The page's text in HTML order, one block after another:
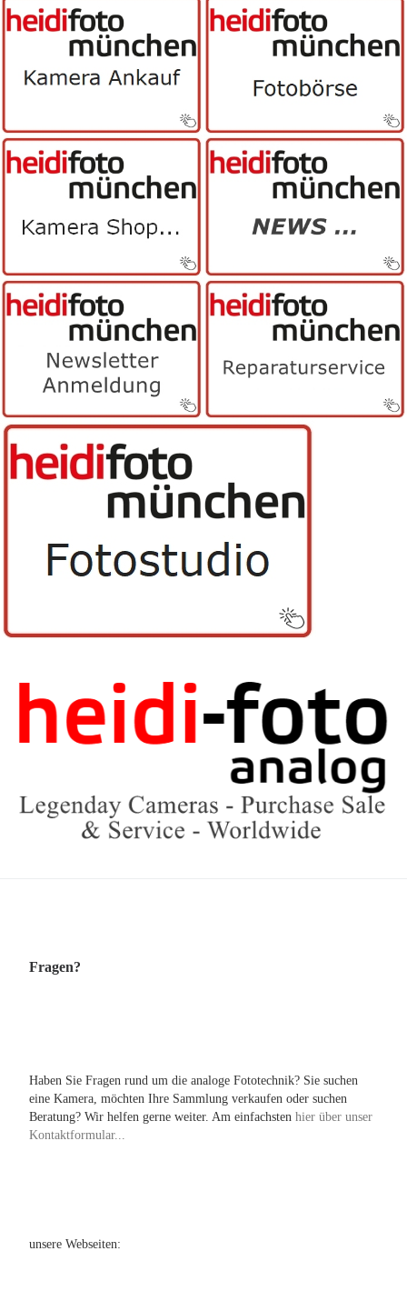
Fragen?
Haben Sie Fragen rund um die analoge Fototechnik? Sie suchen
eine Kamera, möchten Ihre Sammlung verkaufen oder suchen
Beratung? Wir helfen gerne weiter. Am einfachsten hier über unser
Kontaktformular...
unsere Webseiten: